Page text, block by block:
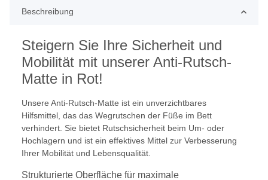
Beschreibung
Steigern Sie Ihre Sicherheit und
Mobilität mit unserer Anti-Rutsch-
Matte in Rot!
Unsere Anti-Rutsch-Matte ist ein unverzichtbares
Hilfsmittel, das das Wegrutschen der Füße im Bett
verhindert. Sie bietet Rutschsicherheit beim Um- oder
Hochlagern und ist ein effektives Mittel zur Verbesserung
Ihrer Mobilität und Lebensqualität.
Strukturierte Oberfläche für maximale